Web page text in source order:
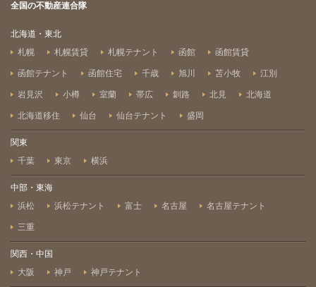
全国の不動産連合隊
北海道・東北
札幌
札幌賃貸 札幌テナント 函館 函館賃貸
函館テナント 函館住宅 千歳 旭川 苫小牧 江別
岩見沢 小樽 室蘭 帯広 釧路 北見 北海道
北海道移住 仙台 仙台テナント 盛岡
関東
千葉
東京 横浜
中部・東海
浜松
浜松テナント 富士 名古屋 名古屋テナント
三重
関西・中国
大阪
神戸 神戸テナント